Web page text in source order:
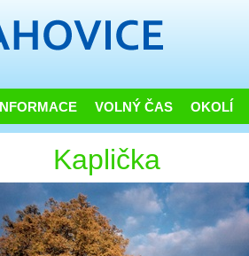
INFORMACE VOLNÝ ČAS OKOLÍ
Kaplička